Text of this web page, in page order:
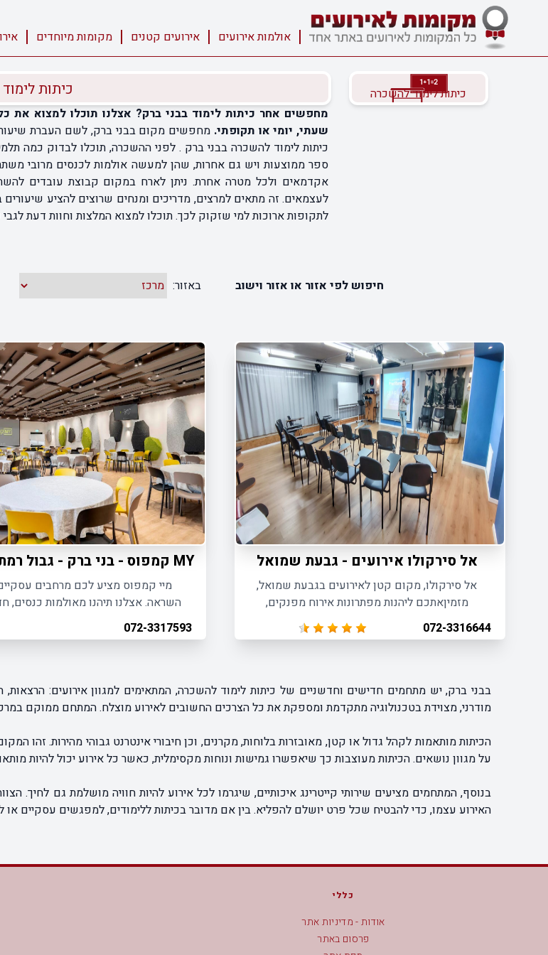
אולמות אירועים אירועים קטנים מקומות מיוחדים
כיתות לימוד להשכרה כיתות
מחפשים אחר כיתות לימוד בבני ברק? אצלנו תוכלו למצוא את
שעתי, יומי או תקופתי. מחפשים מקום בבני ברק, לשם העברת
כיתות לימוד להשכרה בבני ברק . לפני ההשכרה, תוכלו לבדוק כמה
ספר ממוצעות ויש גם אחרות, שהן למעשה אולמות לכנסים מרובי
אקדמאים ולכל מטרה אחרת. ניתן לארח במקום קבוצת עובדים
לעצמאים. זה מתאים למרצים, מדריכים ומנחים שרוצים להציע
לתקופות ארוכות למי שזקוק לכך. תוכלו למצוא המלצות וחוות דעת לגבי
חיפוש לפי אזור או אזור וישוב באזור:
אל סירקולו אירועים - גבעת שמואל
אל סירקולו, מקום קטן לאירועים בגבעת שמואל,
מזמיןאתכם ליהנות מפתרונות אירוח מפנקים,
המותאמים לכל סוגי האירועים עד 50 משתתפים.
072-3316644
MY קמפוס - בני ברק - גבול רמת גן/רמת החייל
מיי קמפוס מציע לכם מרחבים
השראה. אצלנו תיהנו מאולמות כנסים,
וכיתות לימוד, עם לובי יוקרתי, מגוון
וצוות מקצועי שיהפוך כל פעילות
072-3317593
בבני ברק, יש מתחמים חדישים וחדשניים של כיתות לימוד להשכרה, המתאימים למגוון אירועים: הרצאות,
מודרני, מצוידת בטכנולוגיה מתקדמת ומספקת את כל הצרכים החשובים לאירוע מוצלח. המתחם ממוקם
הכיתות מותאמות לקהל גדול או קטן, מאובזרות בלוחות, מקרנים, וכן חיבורי אינטרנט גבוהי מהירות. זהו
על מגוון נושאים. הכיתות מעוצבות כך שיאפשרו גמישות ונוחות מקסימלית, כאשר כל אירוע יכול להיות
בנוסף, המתחמים מציעים שירותי קייטרינג איכותיים, שיגרמו לכל אירוע להיות חוויה מושלמת גם לחיך.
האירוע עצמו, כדי להבטיח שכל פרט יושלם להפליא. בין אם מדובר בכיתות ללימודים, למפגשים עסקיים
כללי
אודות - מדיניות אתר
פרסום באתר